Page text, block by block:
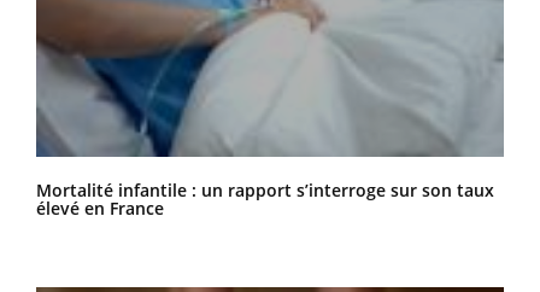
Mortalité infantile : un rapport s’interroge sur son taux
élevé en France